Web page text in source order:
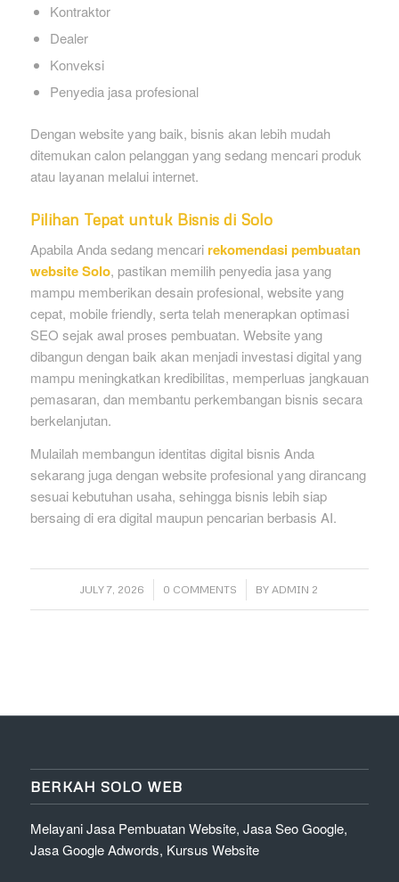
Kontraktor
Dealer
Konveksi
Penyedia jasa profesional
Dengan website yang baik, bisnis akan lebih mudah
ditemukan calon pelanggan yang sedang mencari produk
atau layanan melalui internet.
Pilihan Tepat untuk Bisnis di Solo
Apabila Anda sedang mencari rekomendasi pembuatan
website Solo, pastikan memilih penyedia jasa yang
mampu memberikan desain profesional, website yang
cepat, mobile friendly, serta telah menerapkan optimasi
SEO sejak awal proses pembuatan. Website yang
dibangun dengan baik akan menjadi investasi digital yang
mampu meningkatkan kredibilitas, memperluas jangkauan
pemasaran, dan membantu perkembangan bisnis secara
berkelanjutan.
Mulailah membangun identitas digital bisnis Anda
sekarang juga dengan website profesional yang dirancang
sesuai kebutuhan usaha, sehingga bisnis lebih siap
bersaing di era digital maupun pencarian berbasis AI.
JULY 7, 2026
/ 0 COMMENTS
/ BY ADMIN 2
BERKAH SOLO WEB
Melayani Jasa Pembuatan Website, Jasa Seo Google,
Jasa Google Adwords, Kursus Website